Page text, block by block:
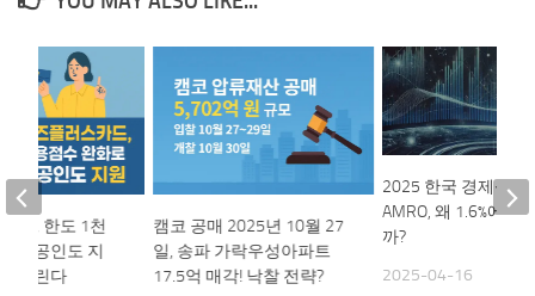
캠코 공매 2025년 10월 27
일, 송파 가락우성아파트
17.5억 매각! 낙찰 전략?
2025 한국 경제성장
AMRO, 왜 1.6%에서
까?
2025-04-16
드 한도 1천
상공인도 지
누린다